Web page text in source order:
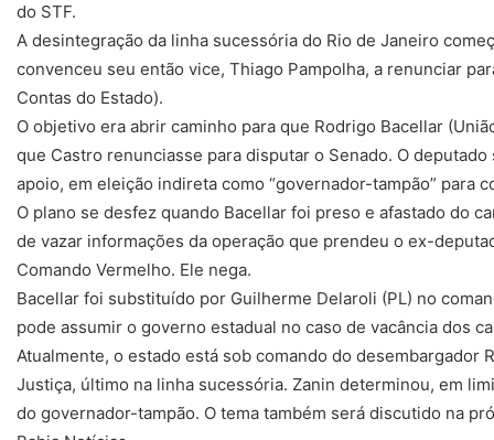
do STF.
A desintegração da linha sucessória do Rio de Janeiro
convenceu seu então vice, Thiago Pampolha, a renunciar
Contas do Estado).
O objetivo era abrir caminho para que Rodrigo Bacellar
que Castro renunciasse para disputar o Senado. O
apoio, em eleição indireta como “governador-tampão” para
O plano se desfez quando Bacellar foi preso e afastado do
de vazar informações da operação que prendeu o ex-
Comando Vermelho. Ele nega.
Bacellar foi substituído por Guilherme Delaroli (PL) no
pode assumir o governo estadual no caso de vacância dos
Atualmente, o estado está sob comando do desembargador
Justiça, último na linha sucessória. Zanin determinou, em
do governador-tampão. O tema também será discutido na